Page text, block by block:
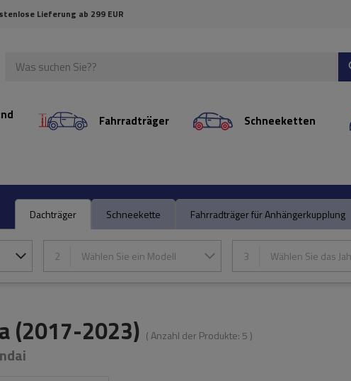
Lieferung ab 299 EUR
Fahrradträger Schneeketten
Dachträger Schneekette Fahrradträger für Anhängerkupplung
2 Wählen Sie ein Modell 3 Wählen Sie das
(2017-2023) ( Anzahl der Produkte: 5 )